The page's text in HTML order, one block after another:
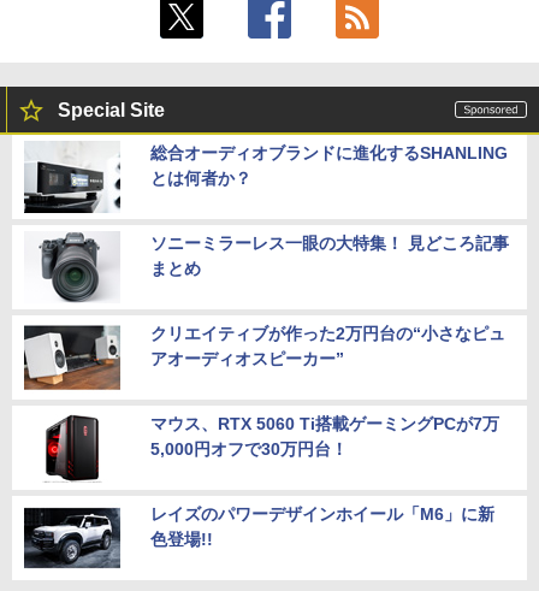
Special Site
総合オーディオブランドに進化するSHANLING
とは何者か？
ソニーミラーレス一眼の大特集！ 見どころ記事
まとめ
クリエイティブが作った2万円台の“小さなピュ
アオーディオスピーカー”
マウス、RTX 5060 Ti搭載ゲーミングPCが7万
5,000円オフで30万円台！
レイズのパワーデザインホイール「M6」に新
色登場!!